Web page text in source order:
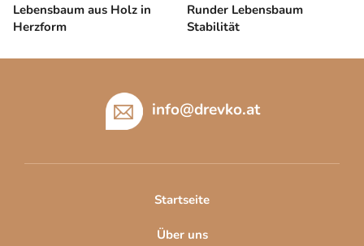
Lebensbaum aus Holz in
Herzform
Runder Lebensbaum
Stabilität
info@drevko.at
Startseite
Über uns